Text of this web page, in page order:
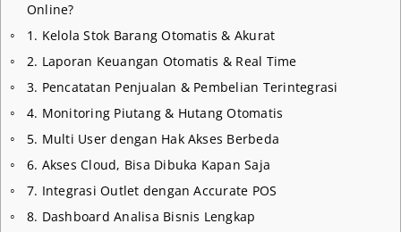
Online?
1. Kelola Stok Barang Otomatis & Akurat
2. Laporan Keuangan Otomatis & Real Time
3. Pencatatan Penjualan & Pembelian Terintegrasi
4. Monitoring Piutang & Hutang Otomatis
5. Multi User dengan Hak Akses Berbeda
6. Akses Cloud, Bisa Dibuka Kapan Saja
7. Integrasi Outlet dengan Accurate POS
8. Dashboard Analisa Bisnis Lengkap